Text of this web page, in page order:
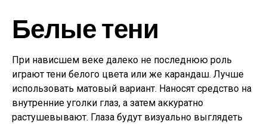
Белые тени
При нависшем веке далеко не последнюю роль
играют тени белого цвета или же карандаш. Лучше
использовать матовый вариант. Наносят средство на
внутренние уголки глаз, а затем аккуратно
растушевывают. Глаза будут визуально выглядеть